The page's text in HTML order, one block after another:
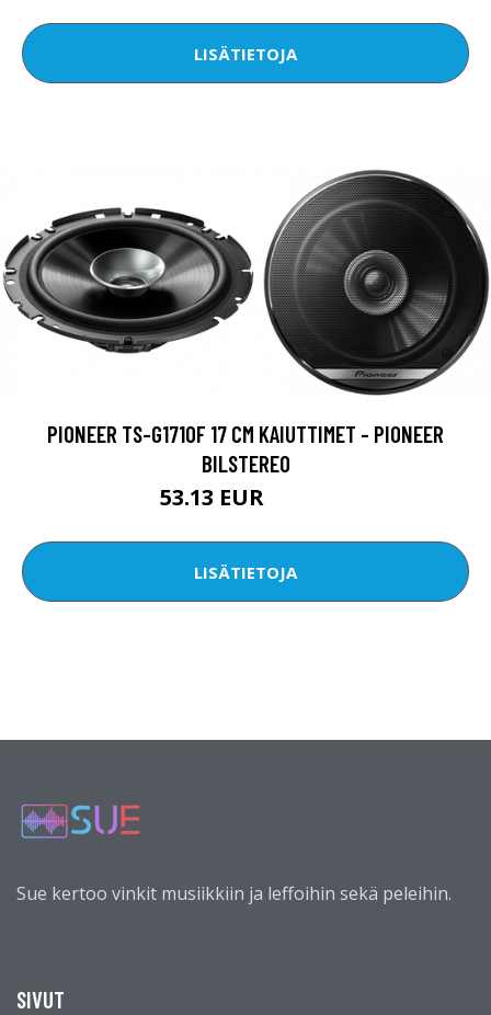
LISÄTIETOJA
PIONEER TS-G1710F 17 CM KAIUTTIMET - PIONEER
BILSTEREO
53.13 EUR
LISÄTIETOJA
Sue kertoo vinkit musiikkiin ja leffoihin sekä peleihin.
SIVUT